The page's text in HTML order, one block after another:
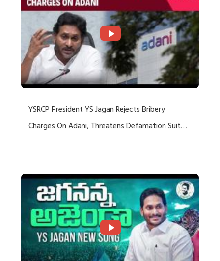
YSRCP President YS Jagan Rejects Bribery
Charges On Adani, Threatens Defamation Suit